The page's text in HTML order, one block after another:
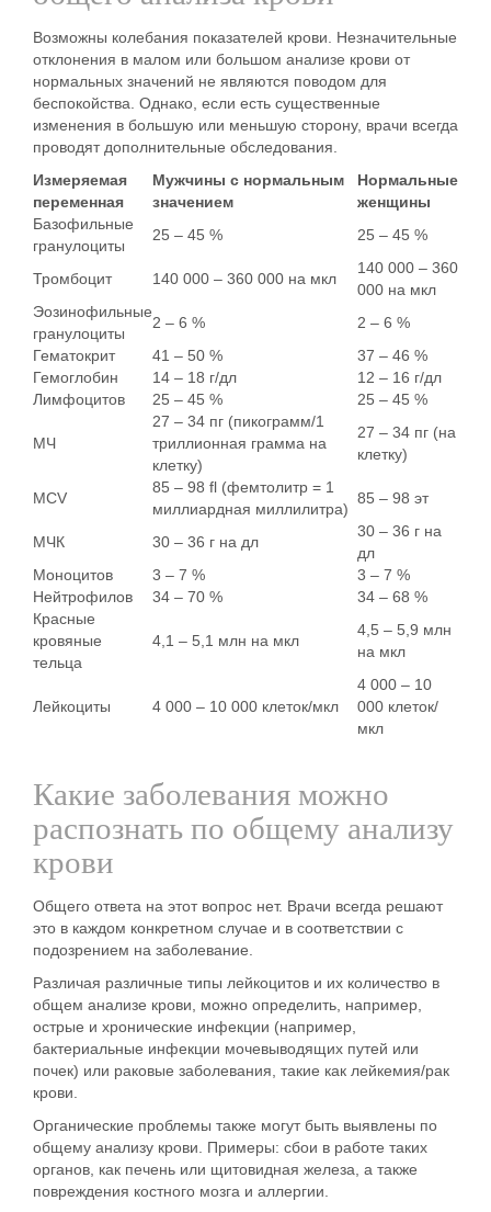
Возможны колебания показателей крови. Незначительные
отклонения в малом или большом анализе крови от
нормальных значений не являются поводом для
беспокойства. Однако, если есть существенные
изменения в большую или меньшую сторону, врачи всегда
проводят дополнительные обследования.
Измеряемая
переменная
Мужчины с нормальным
значением
Нормальные
женщины
Базофильные
гранулоциты
25 – 45 % 25 – 45 %
Тромбоцит 140 000 – 360 000 на мкл
140 000 – 360
000 на мкл
Эозинофильные
гранулоциты
2 – 6 %
2 – 6 %
Гематокрит
41 – 50 %
37 – 46 %
Гемоглобин
14 – 18 г/дл
12 – 16 г/дл
Лимфоцитов
25 – 45 % 25 – 45 %
МЧ
27 – 34 пг (пикограмм/1
триллионная грамма на
клетку)
27 – 34 пг (на
клетку)
MCV
85 – 98 fl (фемтолитр = 1
миллиардная миллилитра)
85 – 98 эт
МЧК 30 – 36 г на дл
30 – 36 г на
дл
Моноцитов
3 – 7 %
3 – 7 %
Нейтрофилов
34 – 70 %
34 – 68 %
Красные
кровяные
тельца
4,1 – 5,1 млн на мкл
4,5 – 5,9 млн
на мкл
Лейкоциты 4 000 – 10 000 клеток/мкл
4 000 – 10
000 клеток/
мкл
Какие заболевания можно
распознать по общему анализу
крови
Общего ответа на этот вопрос нет. Врачи всегда решают
это в каждом конкретном случае и в соответствии с
подозрением на заболевание.
Различая различные типы лейкоцитов и их количество в
общем анализе крови, можно определить, например,
острые и хронические инфекции (например,
бактериальные инфекции мочевыводящих путей или
почек) или раковые заболевания, такие как лейкемия/рак
крови.
Органические проблемы также могут быть выявлены по
общему анализу крови. Примеры: сбои в работе таких
органов, как печень или щитовидная железа, а также
повреждения костного мозга и аллергии.